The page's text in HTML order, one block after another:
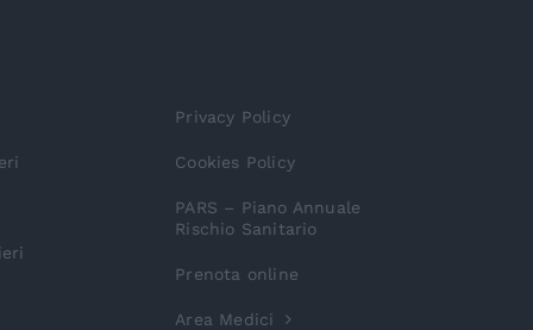
Privacy Policy
Cookies Policy
PARS – Piano Annuale
Rischio Sanitario
Prenota online
Area Medici